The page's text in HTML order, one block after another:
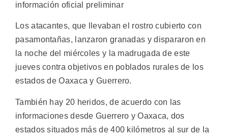
información oficial preliminar
Los atacantes, que llevaban el rostro cubierto con
pasamontañas, lanzaron granadas y dispararon en
la noche del miércoles y la madrugada de este
jueves contra objetivos en poblados rurales de los
estados de Oaxaca y Guerrero.
También hay 20 heridos, de acuerdo con las
informaciones desde Guerrero y Oaxaca, dos
estados situados más de 400 kilómetros al sur de la